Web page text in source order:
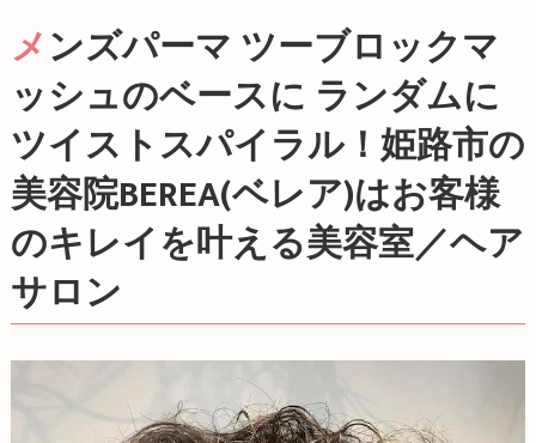
メンズパーマ ツーブロックマ
ッシュのベースに ランダムに
ツイストスパイラル！姫路市の
美容院BEREA(ベレア)はお客様
のキレイを叶える美容室／ヘア
サロン